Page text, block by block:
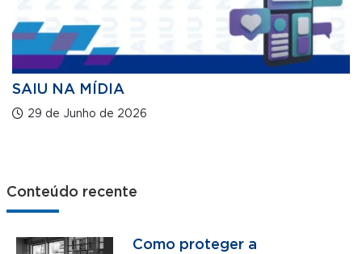
SAIU NA MÍDIA
29 de Junho de 2026
Conteúdo recente
Como proteger a